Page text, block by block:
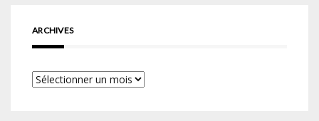
ARCHIVES
Archives